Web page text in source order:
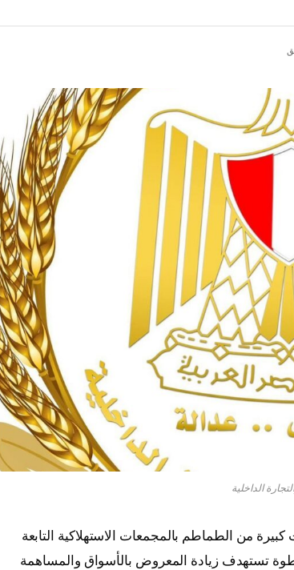
الداخلية
من الطماطم بالمجمعات الاستهلاكية التابعة
في خطوة تستهدف زيادة المعروض بالأسواق والمساهمة